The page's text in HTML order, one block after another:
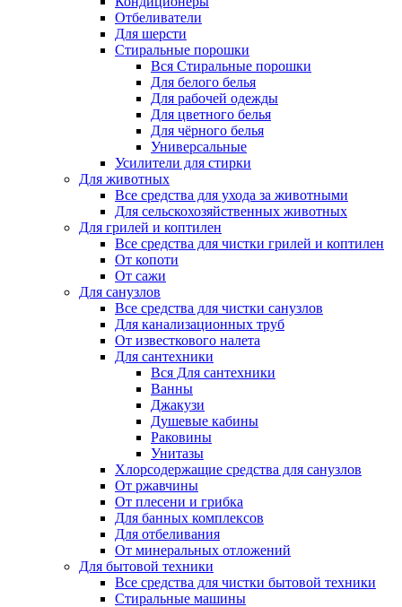
Отбеливатели
Для шерсти
Стиральные порошки
Вся Стиральные порошки
Для белого белья
Для рабочей одежды
Для цветного белья
Для чёрного белья
Универсальные
Усилители для стирки
Для животных
Все средства для ухода за животными
Для сельскохозяйственных животных
Для грилей и коптилен
Все средства для чистки грилей и коптилен
От копоти
От сажи
Для санузлов
Все средства для чистки санузлов
Для канализационных труб
От известкового налета
Для сантехники
Вся Для сантехники
Ванны
Джакузи
Душевые кабины
Раковины
Унитазы
Хлорсодержащие средства для санузлов
От ржавчины
От плесени и грибка
Для банных комплексов
Для отбеливания
От минеральных отложений
Для бытовой техники
Все средства для чистки бытовой техники
Стиральные машины